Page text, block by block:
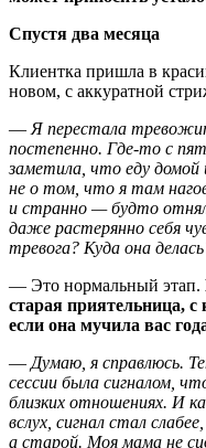
Спустя два месяца
Клиентка пришла в
новом, с аккуратной
— Я перестала
постепенно. Где-то с
заметила, что еду
не о том, что я там
и странно — будто
даже растерянно себя
тревога? Куда она
— Это нормальный этап.
старая приятельница, с
если она мучила вас
— Думаю, я справлюсь.
сессии была сигналом,
близких отношениях. И
вслух, сигнал стал
а старой. Моя мама не